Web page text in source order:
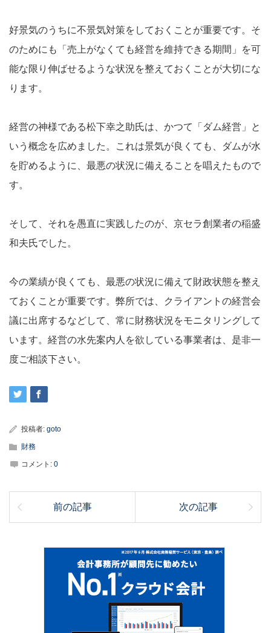
好景気のうちに不景気対策をしておくことが重要です。そ
のためにも「売上がなくても経営を維持できる期間」を可
能な限り伸ばせるような状況を整えておくことが大切にな
ります。
経営の神様である松下幸之助氏は、かつて「ダム経営」と
いう概念を広めました。これは景気が良くても、ダムが水
を貯めるように、最悪の状況に備えることを唱えたもので
す。
そして、それを愚直に実践したのが、京セラ創業者の稲盛
和夫氏でした。
今の業績が良くても、最悪の状況に備えて財政状態を整え
ておくことが重要です。弊所では、クライアントの経営会
議に出席するなどして、常に財務状況をモニタリングして
います。経営の水先案内人を欲している事業者は、是非一
度ご相談下さい。
投稿者: goto
財務
コメント: 0
前の記事 次の記事